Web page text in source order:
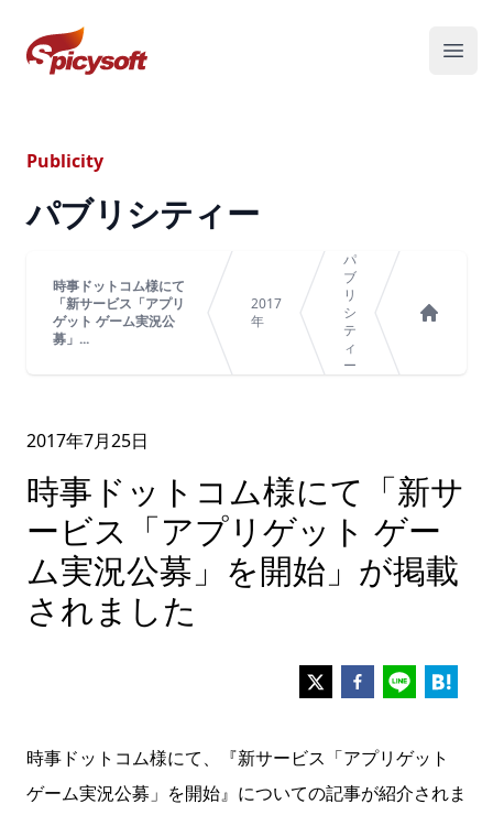
スパイシーソフト株式会社
メニ
Publicity
パブリシティー
時事ドットコム様にて
「新サービス「アプリ
ゲット ゲーム実況公
募」...
2017
年
パ
ブ
リ
シ
テ
ィ
ー
2017年7月25日
時事ドットコム様にて「新サ
ービス「アプリゲット ゲー
ム実況公募」を開始」が掲載
されました
時事ドットコム様にて、『新サービス「アプリゲット
ゲーム実況公募」を開始』についての記事が紹介されま